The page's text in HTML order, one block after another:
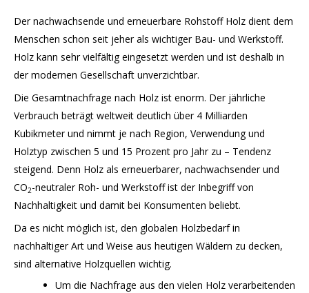
Der nachwachsende und erneuerbare Rohstoff Holz dient dem
Menschen schon seit jeher als wichtiger Bau- und Werkstoff.
Holz kann sehr vielfältig eingesetzt werden und ist deshalb in
der modernen Gesellschaft unverzichtbar.
Die Gesamtnachfrage nach Holz ist enorm. Der jährliche
Verbrauch beträgt weltweit deutlich über 4 Milliarden
Kubikmeter und nimmt je nach Region, Verwendung und
Holztyp zwischen 5 und 15 Prozent pro Jahr zu – Tendenz
steigend. Denn Holz als erneuerbarer, nachwachsender und
CO2-neutraler Roh- und Werkstoff ist der Inbegriff von
Nachhaltigkeit und damit bei Konsumenten beliebt.
Da es nicht möglich ist, den globalen Holzbedarf in
nachhaltiger Art und Weise aus heutigen Wäldern zu decken,
sind alternative Holzquellen wichtig.
Um die Nachfrage aus den vielen Holz verarbeitenden